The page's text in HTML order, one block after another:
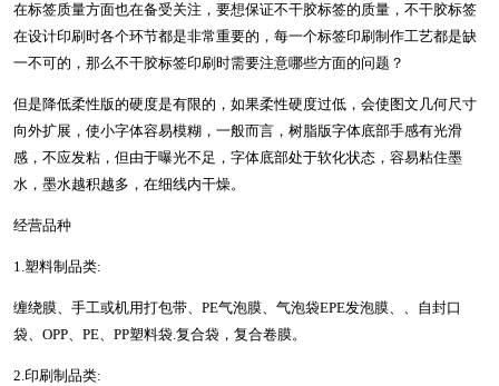
在标签质量方面也在备受关注，要想保证不干胶标签的质量，不干胶标签
在设计印刷时各个环节都是非常重要的，每一个标签印刷制作工艺都是缺
一不可的，那么不干胶标签印刷时需要注意哪些方面的问题？
但是降低柔性版的硬度是有限的，如果柔性硬度过低，会使图文几何尺寸
向外扩展，使小字体容易模糊，一般而言，树脂版字体底部手感有光滑
感，不应发粘，但由于曝光不足，字体底部处于软化状态，容易粘住墨
水，墨水越积越多，在细线内干燥。
经营品种
1.塑料制品类:
缠绕膜、手工或机用打包带、PE气泡膜、气泡袋EPE发泡膜、、自封口
袋、OPP、PE、PP塑料袋.复合袋，复合卷膜。
2.印刷制品类: